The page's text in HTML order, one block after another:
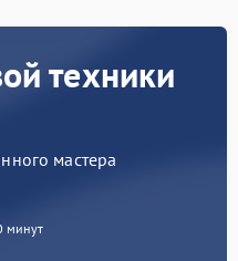
техники
мастера
минут